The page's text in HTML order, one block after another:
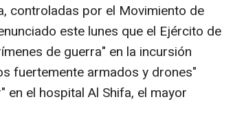
controladas por el Movimiento de
este lunes que el Ejército de
de guerra" en la incursión
fuertemente armados y drones"
el hospital Al Shifa, el mayor